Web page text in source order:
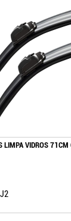
LIMPA VIDROS
J2